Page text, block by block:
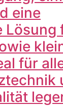
eine
Lösung
für